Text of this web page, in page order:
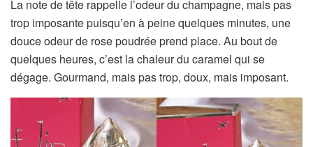
La note de tête rappelle l’odeur du champagne, mais pas
trop imposante puisqu’en à peine quelques minutes, une
douce odeur de rose poudrée prend place. Au bout de
quelques heures, c’est la chaleur du caramel qui se
dégage. Gourmand, mais pas trop, doux, mais imposant.